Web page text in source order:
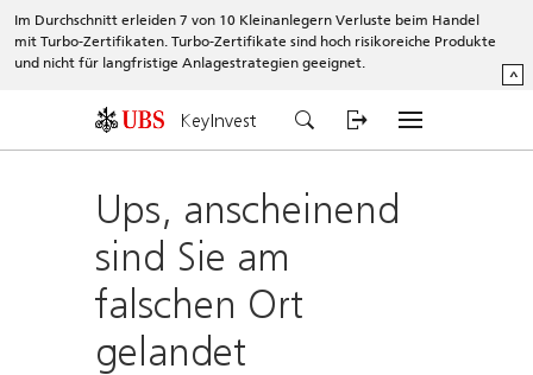
Im Durchschnitt erleiden 7 von 10 Kleinanlegern Verluste beim Handel
mit Turbo-Zertifikaten. Turbo-Zertifikate sind hoch risikoreiche Produkte
und nicht für langfristige Anlagestrategien geeignet.
^
KeyInvest
Ups, anscheinend
sind Sie am
falschen Ort
gelandet